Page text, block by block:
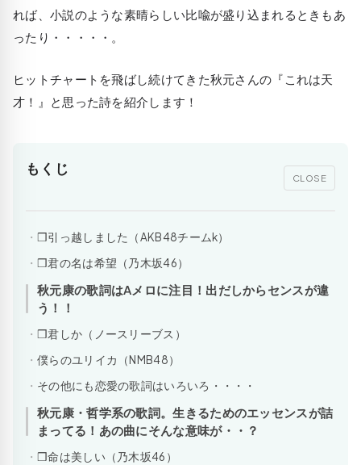
れば、小説のような素晴らしい比喩が盛り込まれるときもあ
ったり・・・・・。
ヒットチャートを飛ばし続けてきた秋元さんの『これは天
才！』と思った詩を紹介します！
もくじ
CLOSE
❒引っ越しました（AKB48チームk）
❒君の名は希望（乃木坂46）
秋元康の歌詞はAメロに注目！出だしからセンスが違
う！！
❒君しか（ノースリーブス）
僕らのユリイカ（NMB48）
その他にも恋愛の歌詞はいろいろ・・・・
秋元康・哲学系の歌詞。生きるためのエッセンスが詰
まってる！あの曲にそんな意味が・・？
❒命は美しい（乃木坂46）